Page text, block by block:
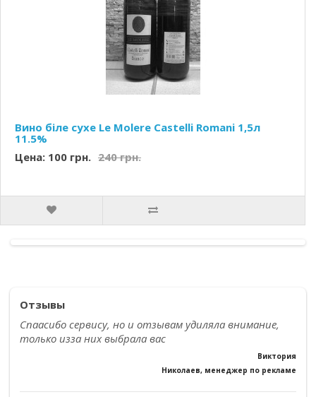
Вино біле сухе Le Molere Castelli Romani 1,5л
11.5%
Цена: 100 грн. 240 грн.
Отзывы
Спаасибо сервису, но и отзывам удиляла внимание,
только изза них выбрала вас
Виктория
Николаев, менеджер по рекламе